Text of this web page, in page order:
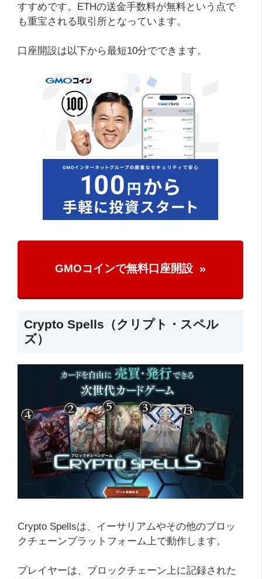
すすめです。ETHの送金手数料が無料という点で
も重宝される取引所となっています。
口座開設は以下から最短10分でできます。
GMOコインで無料口座開設
Crypto Spells（クリプト・スペル
ズ）
Crypto Spellsは、イーサリアムやその他のブロッ
クチェーンプラットフォーム上で動作します。
プレイヤーは、ブロックチェーン上に記録された